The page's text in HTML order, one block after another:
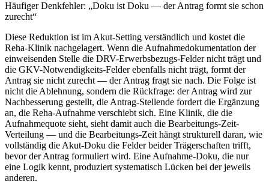
Häufiger Denkfehler: „Doku ist Doku — der Antrag formt sie schon
zurecht“
Diese Reduktion ist im Akut-Setting verständlich und kostet die
Reha-Klinik nachgelagert. Wenn die Aufnahmedokumentation der
einweisenden Stelle die DRV-Erwerbsbezugs-Felder nicht trägt und
die GKV-Notwendigkeits-Felder ebenfalls nicht trägt, formt der
Antrag sie nicht zurecht — der Antrag fragt sie nach. Die Folge ist
nicht die Ablehnung, sondern die Rückfrage: der Antrag wird zur
Nachbesserung gestellt, die Antrag-Stellende fordert die Ergänzung
an, die Reha-Aufnahme verschiebt sich. Eine Klinik, die die
Aufnahmequote sieht, sieht damit auch die Bearbeitungs-Zeit-
Verteilung — und die Bearbeitungs-Zeit hängt strukturell daran, wie
vollständig die Akut-Doku die Felder beider Trägerschaften trifft,
bevor der Antrag formuliert wird. Eine Aufnahme-Doku, die nur
eine Logik kennt, produziert systematisch Lücken bei der jeweils
anderen.